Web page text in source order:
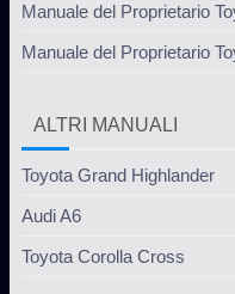
Manuale del Proprietario
Manuale del Proprietario
ALTRI MANUALI
Toyota Grand Highlander
Audi A6
Toyota Corolla Cross